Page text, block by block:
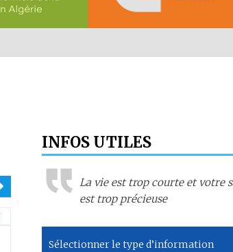
INFOS UTILES
La vie est trop courte et votre
est trop précieuse
Sélectionner le type d’information